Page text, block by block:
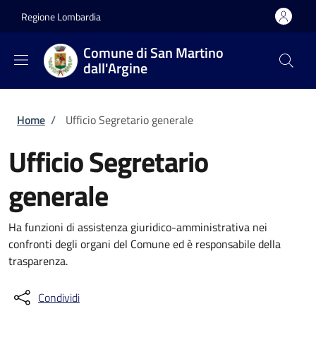
Regione Lombardia
Comune di San Martino
dall'Argine
Briciole di pane
Home / Ufficio Segretario generale
Ufficio Segretario
generale
Ha funzioni di assistenza giuridico-amministrativa nei
confronti degli organi del Comune ed è responsabile della
trasparenza.
Condividi